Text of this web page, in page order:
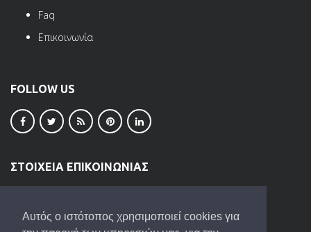
Αυτός ο ιστότοπος χρησιμοποιεί cookies για
Faq
Επικοινωνία
FOLLOW US
ΣΤΟΙΧΕΙΑ ΕΠΙΚΟΙΝΩΝΙΑΣ
Τ.Κ. 57013